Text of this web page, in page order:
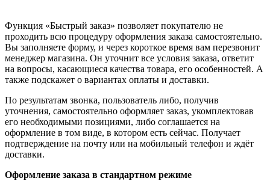
Функция «Быстрый заказ» позволяет покупателю не
проходить всю процедуру оформления заказа самостоятельно.
Вы заполняете форму, и через короткое время вам перезвонит
менеджер магазина. Он уточнит все условия заказа, ответит
на вопросы, касающиеся качества товара, его особенностей. А
также подскажет о вариантах оплаты и доставки.
По результатам звонка, пользователь либо, получив
уточнения, самостоятельно оформляет заказ, укомплектовав
его необходимыми позициями, либо соглашается на
оформление в том виде, в котором есть сейчас. Получает
подтверждение на почту или на мобильный телефон и ждёт
доставки.
Оформление заказа в стандартном режиме